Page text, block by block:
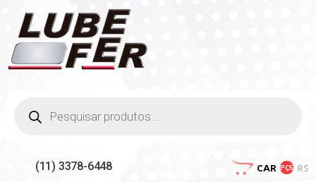
(11) 3378-6448 CAR PÇS R$